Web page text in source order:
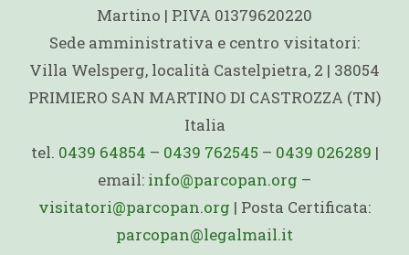
Martino | P.IVA 01379620220
Sede amministrativa e centro visitatori:
Villa Welsperg, località Castelpietra, 2 | 38054
PRIMIERO SAN MARTINO DI CASTROZZA (TN)
Italia
tel. 0439 64854 – 0439 762545 – 0439 026289 |
email: info@parcopan.org –
visitatori@parcopan.org | Posta Certificata:
parcopan@legalmail.it